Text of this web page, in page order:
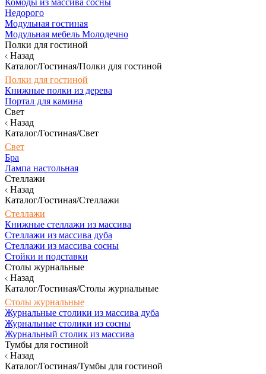
Комоды из массива сосны
Недорого
Модульная гостиная
Модульная мебель Молодечно
Полки для гостиной
Назад
Каталог/Гостиная/Полки для гостиной
Полки для гостиной
Книжные полки из дерева
Портал для камина
Свет
Назад
Каталог/Гостиная/Свет
Свет
Бра
Лампа настольная
Стеллажи
Назад
Каталог/Гостиная/Стеллажи
Стеллажи
Книжные стеллажи из массива
Стеллажи из массива дуба
Стеллажи из массива сосны
Стойки и подставки
Столы журнальные
Назад
Каталог/Гостиная/Столы журнальные
Столы журнальные
Журнальные столики из массива дуба
Журнальные столики из сосны
Журнальный столик из массива
Тумбы для гостиной
Назад
Каталог/Гостиная/Тумбы для гостиной